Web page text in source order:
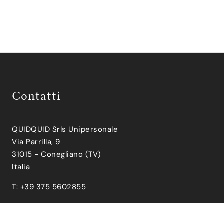
Contatti
QUIDQUID Srls Unipersonale
Via Parrilla, 9
31015 - Conegliano (TV)
Italia
T: +39 375 5602855